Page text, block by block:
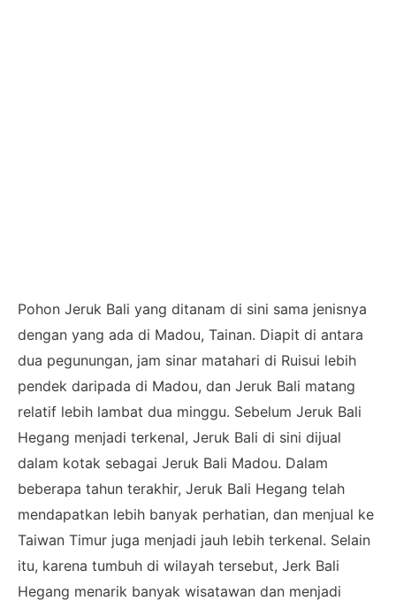
Pohon Jeruk Bali yang ditanam di sini sama jenisnya
dengan yang ada di Madou, Tainan. Diapit di antara
dua pegunungan, jam sinar matahari di Ruisui lebih
pendek daripada di Madou, dan Jeruk Bali matang
relatif lebih lambat dua minggu. Sebelum Jeruk Bali
Hegang menjadi terkenal, Jeruk Bali di sini dijual
dalam kotak sebagai Jeruk Bali Madou. Dalam
beberapa tahun terakhir, Jeruk Bali Hegang telah
mendapatkan lebih banyak perhatian, dan menjual ke
Taiwan Timur juga menjadi jauh lebih terkenal. Selain
itu, karena tumbuh di wilayah tersebut, Jerk Bali
Hegang menarik banyak wisatawan dan menjadi